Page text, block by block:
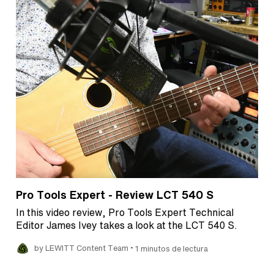
Pro Tools Expert - Review LCT 540 S
In this video review, Pro Tools Expert Technical
Editor James Ivey takes a look at the LCT 540 S.
by LEWITT Content Team • 1 minutos de lectura